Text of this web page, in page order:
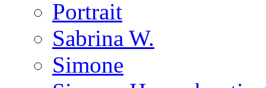
Portrait
Sabrina W.
Simone